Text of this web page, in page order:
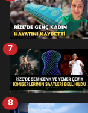
7
8